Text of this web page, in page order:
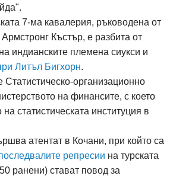
7-ма кавалерия, ръководена от
Къстър, е разбита от
индианските племена сиукси и
Литъл Бигхорн.
Статистическо-организационно
на финансите, с което
статистическата институция в
атентат в Кочани, при който са
репресии на турската
ранени) стават повод за